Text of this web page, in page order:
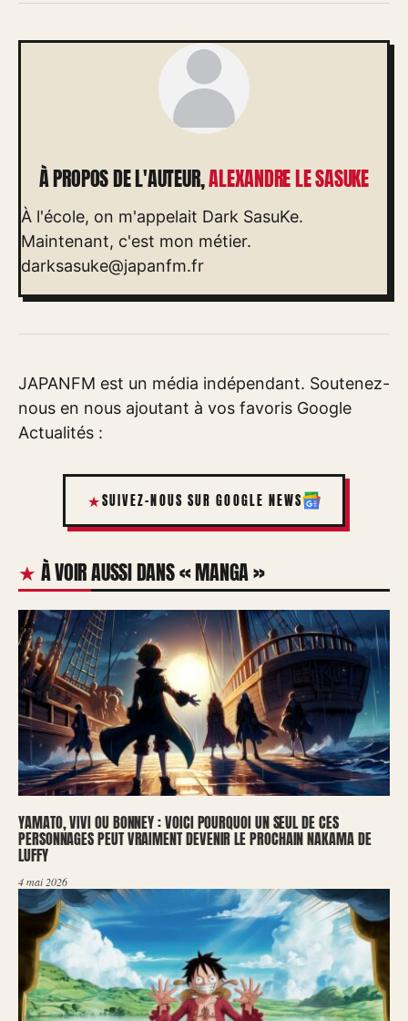
À PROPOS DE L'AUTEUR,ALEXANDRE LE SASUKE
À l'école, on m'appelait Dark SasuKe.
Maintenant, c'est mon métier.
darksasuke@japanfm.fr
JAPANFM est un média indépendant. Soutenez-
nous en nous ajoutant à vos favoris Google
Actualités :
SUIVEZ-NOUS SUR GOOGLE NEWS
À VOIR AUSSI DANS « MANGA »
YAMATO, VIVI OU BONNEY : VOICI POURQUOI UN SEUL DE CES
PERSONNAGES PEUT VRAIMENT DEVENIR LE PROCHAIN NAKAMA DE
LUFFY
4 mai 2026